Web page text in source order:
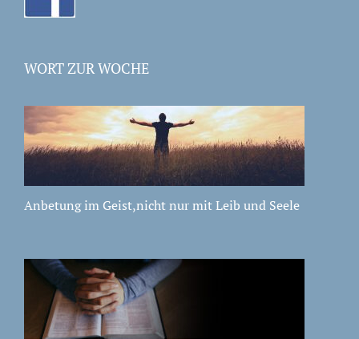
WORT ZUR WOCHE
Anbetung im Geist,nicht nur mit Leib und Seele